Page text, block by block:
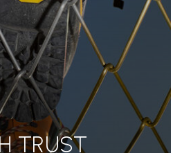
TRUST